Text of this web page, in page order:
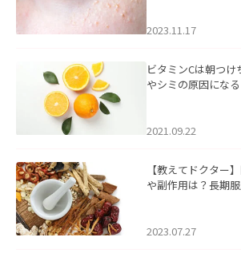
2023.11.17
ビタミンCは朝つ
やシミの原因にな
2021.09.22
【教えてドクター
や副作用は？長期
2023.07.27